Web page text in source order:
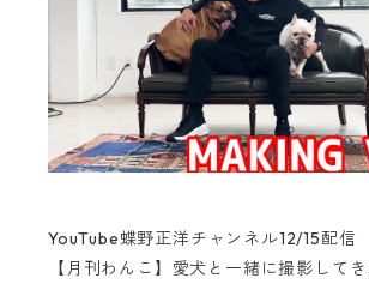
YouTube蝶野正洋チャンネル12/15配信
【月刊わんこ】愛犬と一緒に撮影して